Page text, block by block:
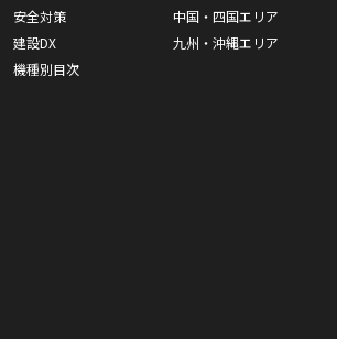
安全対策
建設DX
機種別目次
中国・四国エリア
九州・沖縄エリア